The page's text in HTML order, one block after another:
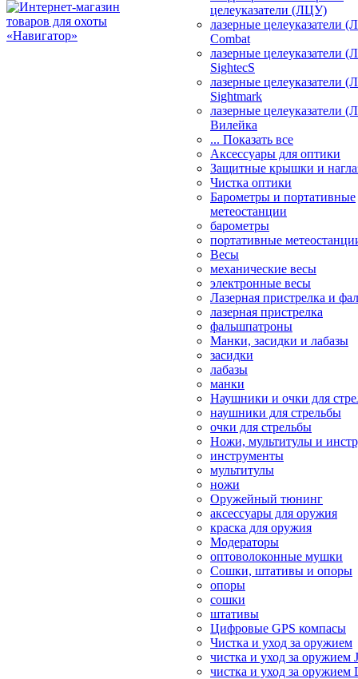
целеуказатели (ЛЦУ)
лазерные целеуказатели
Combat
лазерные целеуказатели
SightecS
лазерные целеуказатели
Sightmark
лазерные целеуказатели
Вилейка
... Показать все
Аксессуары для оптики
Защитные крышки и
Чистка оптики
Барометры и портативные
метеостанции
барометры
портативные
Весы
механические весы
электронные весы
Лазерная пристрелка и
лазерная пристрелка
фальшпатроны
Манки, засидки и лабазы
засидки
лабазы
манки
Наушники и очки для
наушники для стрельбы
очки для стрельбы
Ножи, мультитулы и
инструменты
мультитулы
ножи
Оружейный тюнинг
аксессуары для оружия
краска для оружия
Модераторы
оптоволоконные мушки
Сошки, штативы и опоры
опоры
сошки
штативы
Цифровые GPS компасы
Чистка и уход за оружием
чистка и уход за оружием
чистка и уход за оружием